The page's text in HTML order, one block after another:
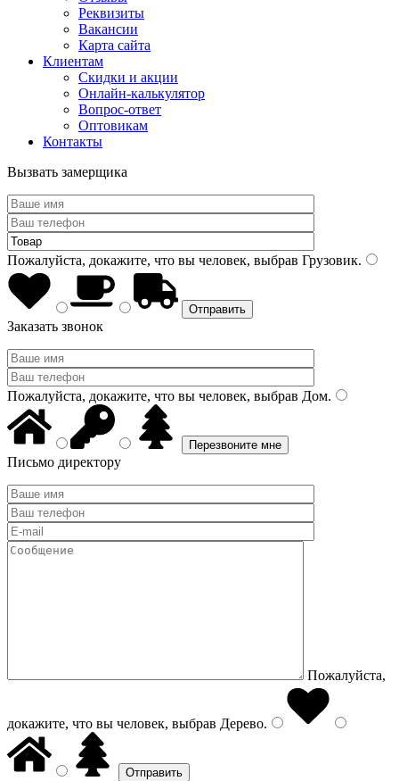
Реквизиты
Вакансии
Карта сайта
Клиентам
Скидки и акции
Онлайн-калькулятор
Вопрос-ответ
Оптовикам
Контакты
Вызвать замерщика
Пожалуйста, докажите, что вы человек, выбрав Грузовик.
Заказать звонок
Пожалуйста, докажите, что вы человек, выбрав Дом.
Письмо директору
Пожалуйста,
докажите, что вы человек, выбрав Дерево.